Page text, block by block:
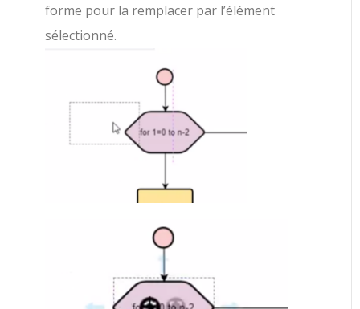
forme pour la remplacer par l’élément
sélectionné.